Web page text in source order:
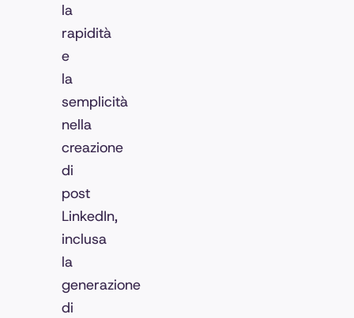
la
rapidità
e
la
semplicità
nella
creazione
di
post
LinkedIn,
inclusa
la
generazione
di